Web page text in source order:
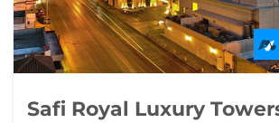
Safi Royal Luxury